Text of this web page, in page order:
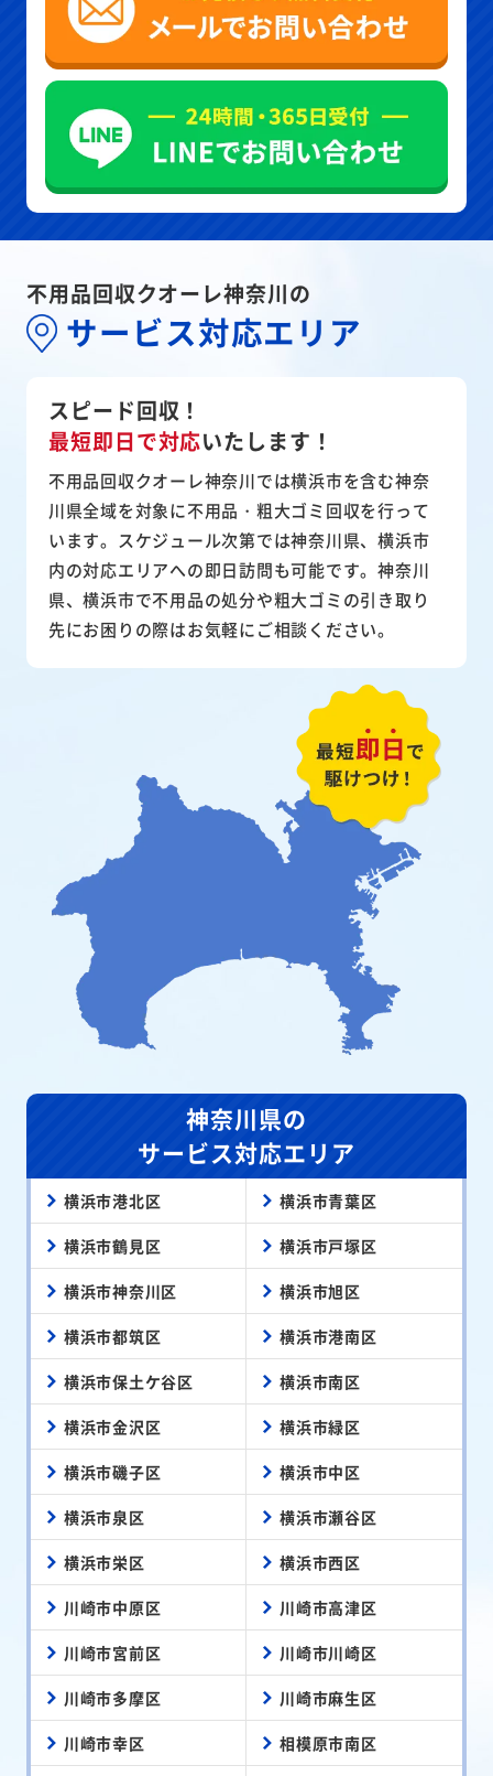
不用品回収クオーレ神奈川の
サービス対応エリア
スピード回収！
最短即日で対応いたします！
不用品回収クオーレ神奈川では横浜市を含む神奈
川県全域を対象に不用品・粗大ゴミ回収を行って
います。スケジュール次第では神奈川県、横浜市
内の対応エリアへの即日訪問も可能です。神奈川
県、横浜市で不用品の処分や粗大ゴミの引き取り
先にお困りの際はお気軽にご相談ください。
神奈川県の
サービス対応エリア
横浜市港北区 横浜市青葉区
横浜市鶴見区 横浜市戸塚区
横浜市神奈川区 横浜市旭区
横浜市都筑区 横浜市港南区
横浜市保土ケ谷区 横浜市南区
横浜市金沢区 横浜市緑区
横浜市磯子区 横浜市中区
横浜市泉区 横浜市瀬谷区
横浜市栄区 横浜市西区
川崎市中原区 川崎市高津区
川崎市宮前区 川崎市川崎区
川崎市多摩区 川崎市麻生区
川崎市幸区 相模原市南区